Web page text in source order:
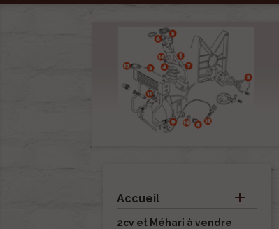
Accueil 
2cv et Méhari à vendre